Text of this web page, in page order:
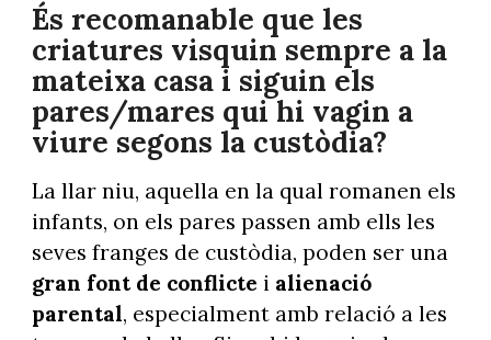
És recomanable que les
criatures visquin sempre a la
mateixa casa i siguin els
pares/mares qui hi vagin a
viure segons la custòdia?
La llar niu, aquella en la qual romanen els
infants, on els pares passen amb ells les
seves franges de custòdia, poden ser una
gran font de conflicte i alienació
parental, especialment amb relació a les